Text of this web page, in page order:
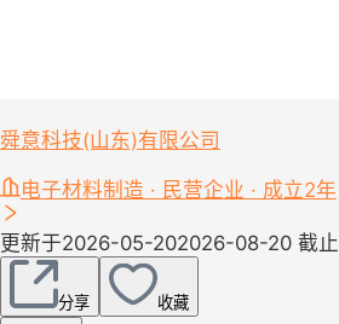
舜意科技(山东)有限公司
电子材料制造 · 民营企业 · 成立2年
更新于2026-05-202026-08-20 截止
分享 收藏